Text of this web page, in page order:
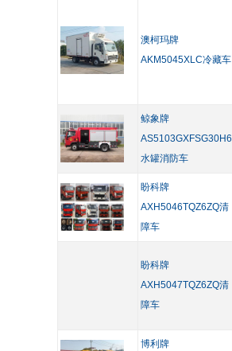
澳柯玛牌
AKM5045XLC冷藏车
鲸象牌
AS5103GXFSG30H6
水罐消防车
盼科牌
AXH5046TQZ6ZQ清
障车
盼科牌
AXH5047TQZ6ZQ清
障车
博利牌